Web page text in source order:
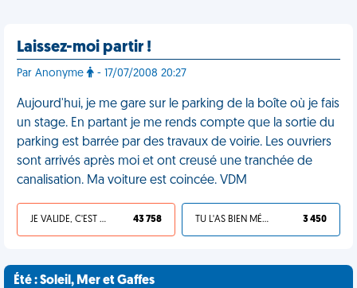
Laissez-moi partir !
Par Anonyme - 17/07/2008 20:27
Aujourd'hui, je me gare sur le parking de la boîte où je fais
un stage. En partant je me rends compte que la sortie du
parking est barrée par des travaux de voirie. Les ouvriers
sont arrivés après moi et ont creusé une tranchée de
canalisation. Ma voiture est coincée. VDM
JE VALIDE, C'EST UNE VDM 43 758 TU L'AS BIEN MÉRITÉ 3 450
Été : Soleil, Mer et Gaffes